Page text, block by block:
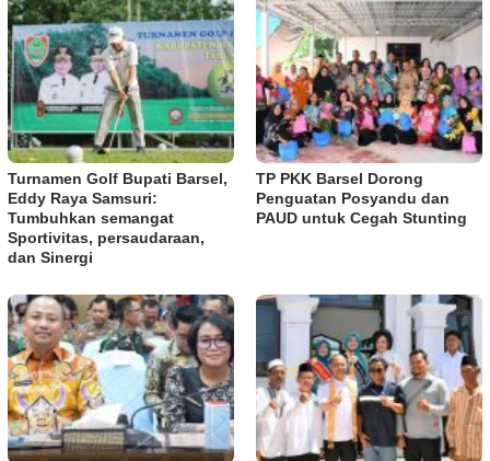
Turnamen Golf Bupati Barsel,
Eddy Raya Samsuri:
Tumbuhkan semangat
Sportivitas, persaudaraan,
dan Sinergi
TP PKK Barsel Dorong
Penguatan Posyandu dan
PAUD untuk Cegah Stunting